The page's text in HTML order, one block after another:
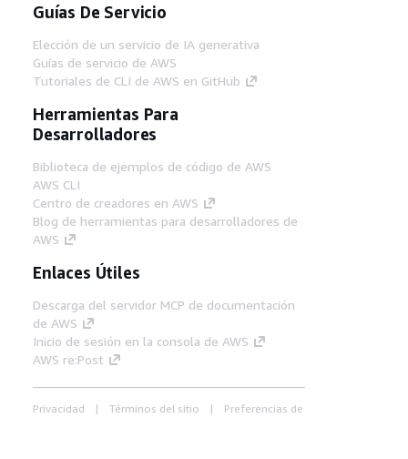
Guías De Servicio
Elección de un servicio de IA generativa
Guías de servicio de AWS
Tutoriales de CLI de AWS en GitHub
Herramientas Para
Desarrolladores
Biblioteca de ejemplos de código de AWS
AWS CLI
Centro de creadores en AWS
Blog de herramientas para desarrolladores de
AWS
Enlaces Útiles
Descarga del servidor MCP de documentación
de AWS
Inicio de sesión en la consola de AWS
AWS re:Post
Privacidad Términos del sitio
Preferencias de